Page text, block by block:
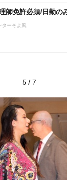
師免許必須/日勤の
ーそよ風
5 / 7